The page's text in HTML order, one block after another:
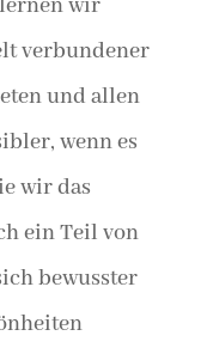
wir
verbundener
und allen
wenn es
wir das
ein Teil von
bewusster